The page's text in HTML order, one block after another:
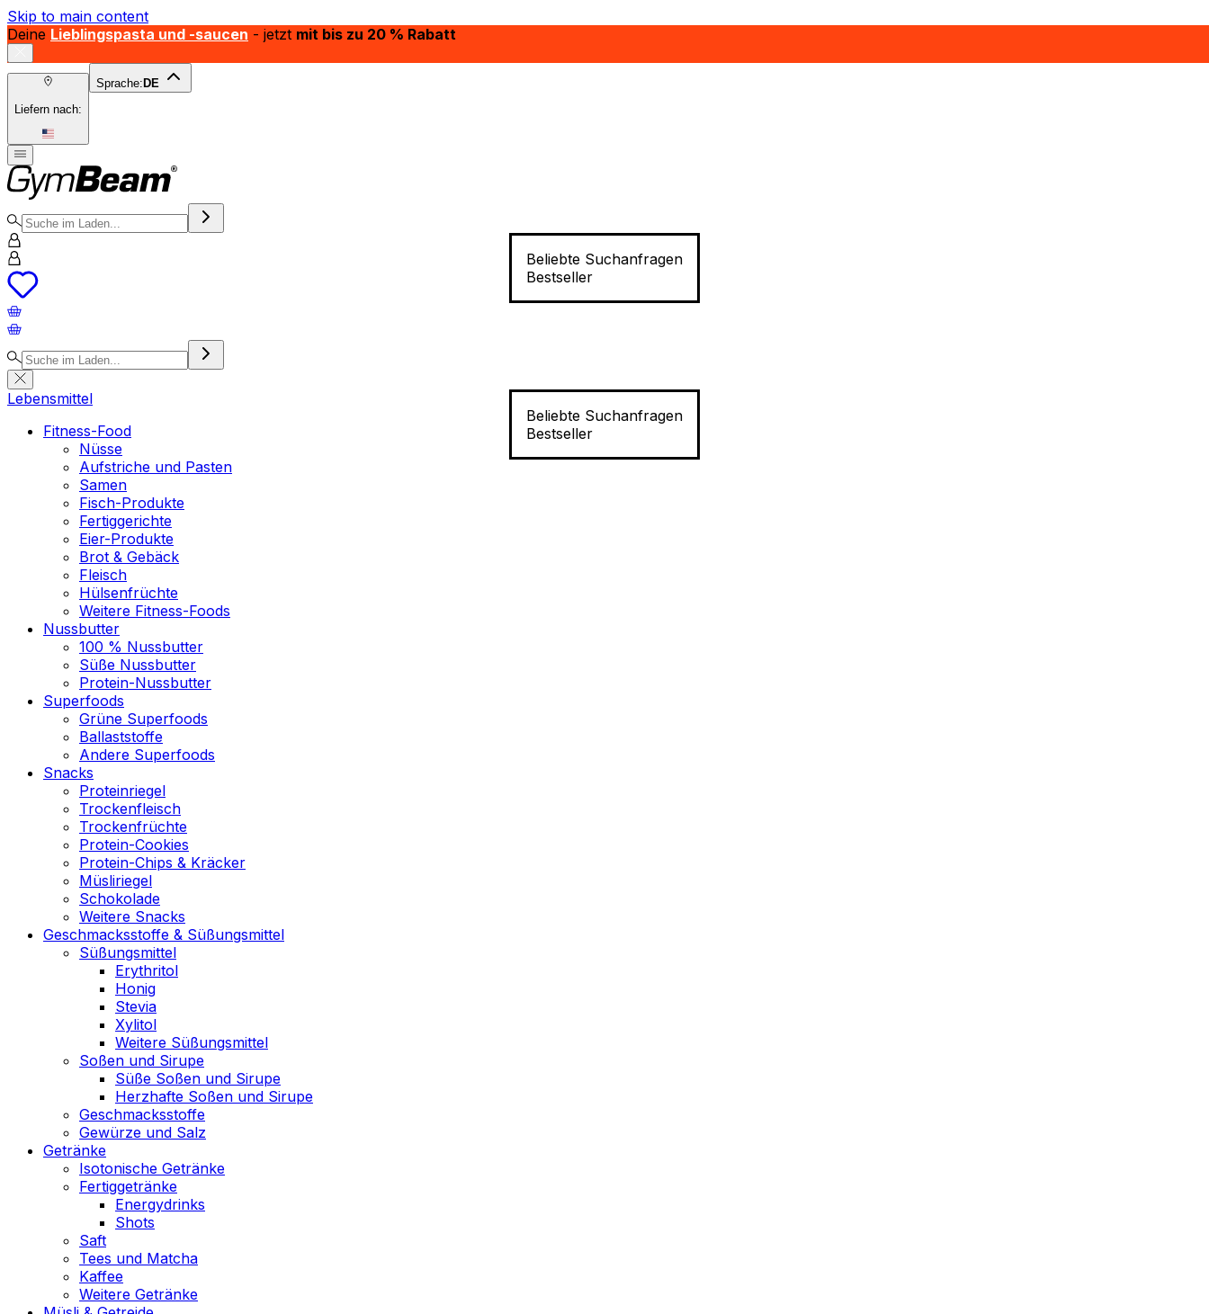
Skip to main content
Deine Lieblingspasta und -saucen - jetzt mit bis zu 20 % Rabatt
Liefern nach:
Sprache: DE
Beliebte Suchanfragen
Bestseller
Beliebte Suchanfragen
Bestseller
Lebensmittel
Fitness-Food
Nüsse
Aufstriche und Pasten
Samen
Fisch-Produkte
Fertiggerichte
Eier-Produkte
Brot & Gebäck
Fleisch
Hülsenfrüchte
Weitere Fitness-Foods
Nussbutter
100 % Nussbutter
Süße Nussbutter
Protein-Nussbutter
Superfoods
Grüne Superfoods
Ballaststoffe
Andere Superfoods
Snacks
Proteinriegel
Trockenfleisch
Trockenfrüchte
Protein-Cookies
Protein-Chips & Kräcker
Müsliriegel
Schokolade
Weitere Snacks
Geschmacksstoffe & Süßungsmittel
Süßungsmittel
Erythritol
Honig
Stevia
Xylitol
Weitere Süßungsmittel
Soßen und Sirupe
Süße Soßen und Sirupe
Herzhafte Soßen und Sirupe
Geschmacksstoffe
Gewürze und Salz
Getränke
Isotonische Getränke
Fertiggetränke
Energydrinks
Shots
Saft
Tees und Matcha
Kaffee
Weitere Getränke